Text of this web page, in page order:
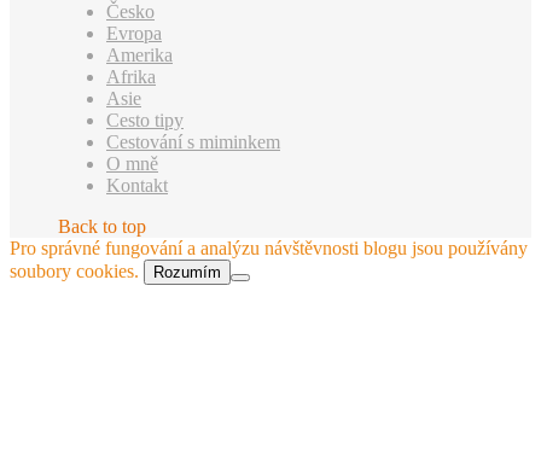
Česko
Evropa
Amerika
Afrika
Asie
Cesto tipy
Cestování s miminkem
O mně
Kontakt
Back to top
Pro správné fungování a analýzu návštěvnosti blogu jsou používány
soubory cookies.
Rozumím